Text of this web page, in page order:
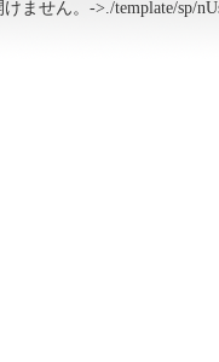
ません。->./template/sp/